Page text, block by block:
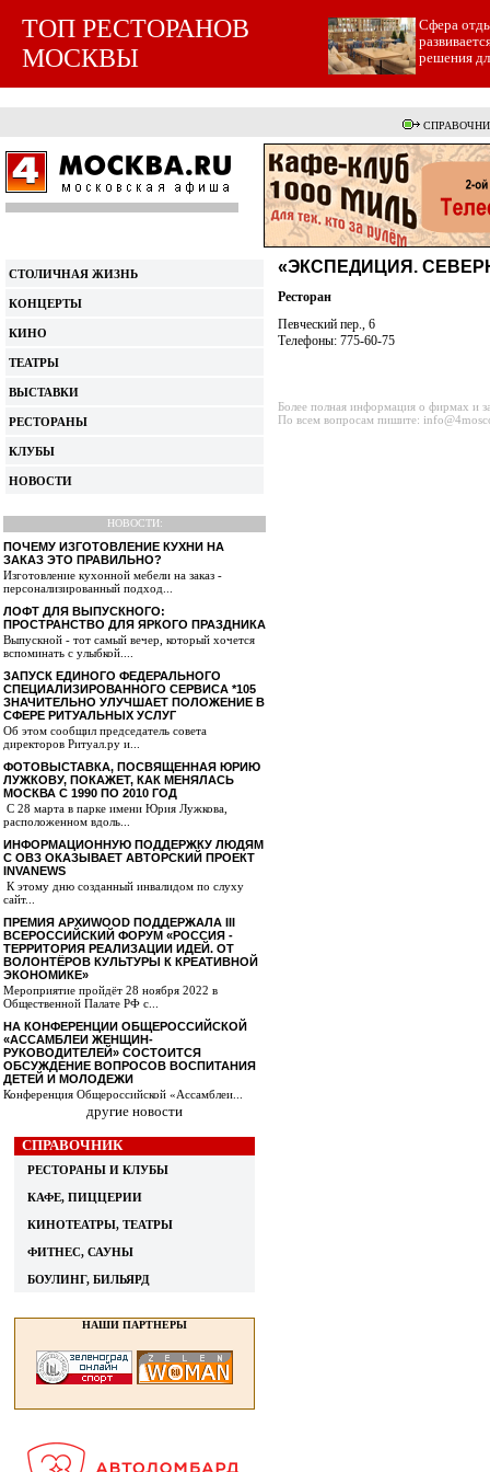
ТОП РЕСТОРАНОВ
МОСКВЫ
Cфера
решения
СТОЛИЧНАЯ ЖИЗНЬ
КОНЦЕРТЫ
КИНО
ТЕАТРЫ
ВЫСТАВКИ
РЕСТОРАНЫ
КЛУБЫ
НОВОСТИ
НОВОСТИ:
ПОЧЕМУ ИЗГОТОВЛЕНИЕ КУХНИ НА
ЗАКАЗ ЭТО ПРАВИЛЬНО?
Изготовление кухонной мебели на заказ -
персонализированный подход...
ЛОФТ ДЛЯ ВЫПУСКНОГО:
ПРОСТРАНСТВО ДЛЯ ЯРКОГО ПРАЗДНИКА
Выпускной - тот самый вечер, который хочется
вспоминать с улыбкой....
ЗАПУСК ЕДИНОГО ФЕДЕРАЛЬНОГО
СПЕЦИАЛИЗИРОВАННОГО СЕРВИСА *105
ЗНАЧИТЕЛЬНО УЛУЧШАЕТ ПОЛОЖЕНИЕ В
СФЕРЕ РИТУАЛЬНЫХ УСЛУГ
Об этом сообщил председатель совета
директоров Ритуал.ру и...
ФОТОВЫСТАВКА, ПОСВЯЩЕННАЯ ЮРИЮ
ЛУЖКОВУ, ПОКАЖЕТ, КАК МЕНЯЛАСЬ
МОСКВА С 1990 ПО 2010 ГОД
С 28 марта в парке имени Юрия Лужкова,
расположенном вдоль...
ИНФОРМАЦИОННУЮ ПОДДЕРЖКУ ЛЮДЯМ
С ОВЗ ОКАЗЫВАЕТ АВТОРСКИЙ ПРОЕКТ
INVANEWS
К этому дню созданный инвалидом по слуху
сайт...
ПРЕМИЯ АРХИWOOD ПОДДЕРЖАЛА III
ВСЕРОССИЙСКИЙ ФОРУМ «РОССИЯ -
ТЕРРИТОРИЯ РЕАЛИЗАЦИИ ИДЕЙ. ОТ
ВОЛОНТЁРОВ КУЛЬТУРЫ К КРЕАТИВНОЙ
ЭКОНОМИКЕ»
Мероприятие пройдёт 28 ноября 2022 в
Общественной Палате РФ с...
НА КОНФЕРЕНЦИИ ОБЩЕРОССИЙСКОЙ
«АССАМБЛЕИ ЖЕНЩИН-
РУКОВОДИТЕЛЕЙ» СОСТОИТСЯ
ОБСУЖДЕНИЕ ВОПРОСОВ ВОСПИТАНИЯ
ДЕТЕЙ И МОЛОДЕЖИ
Конференция Общероссийской «Ассамблеи...
другие новости
СПРАВОЧНИК
РЕСТОРАНЫ И КЛУБЫ
КАФЕ, ПИЦЦЕРИИ
КИНОТЕАТРЫ, ТЕАТРЫ
ФИТНЕС, САУНЫ
БОУЛИНГ, БИЛЬЯРД
НАШИ ПАРТНЕРЫ
«ЭКСПЕДИЦИЯ.
Ресторан
Певческий пер., 6
Телефоны: 775-60-75
Более полная информация о фирмах и
По всем вопросам пишите: